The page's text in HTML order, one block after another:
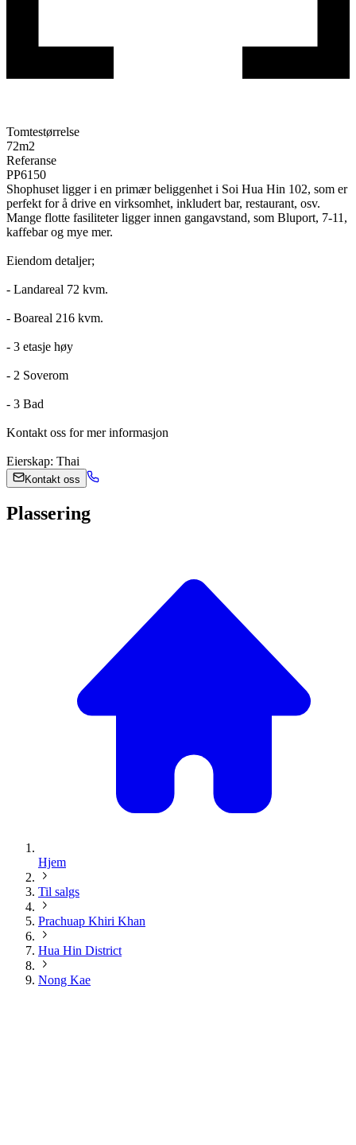
Tomtestørrelse
72m2
Referanse
PP6150
Shophuset ligger i en primær beliggenhet i Soi Hua Hin 102, som er
perfekt for å drive en virksomhet, inkludert bar, restaurant, osv.
Mange flotte fasiliteter ligger innen gangavstand, som Bluport, 7-11,
kaffebar og mye mer.
Eiendom detaljer;
- Landareal 72 kvm.
- Boareal 216 kvm.
- 3 etasje høy
- 2 Soverom
- 3 Bad
Kontakt oss for mer informasjon
Eierskap: Thai
Kontakt oss
Plassering
Hjem
Til salgs
Prachuap Khiri Khan
Hua Hin District
Nong Kae